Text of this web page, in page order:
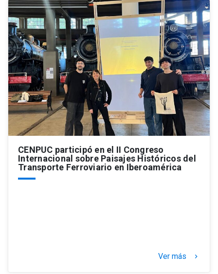
CENPUC participó en el II Congreso
Internacional sobre Paisajes Históricos del
Transporte Ferroviario en Iberoamérica
Ver más keyboard_arrow_right